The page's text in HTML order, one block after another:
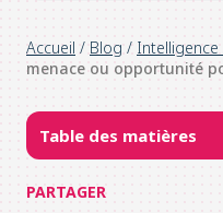
Accueil / Blog / Intelligence
menace ou opportunité
Table des matières
PARTAGER